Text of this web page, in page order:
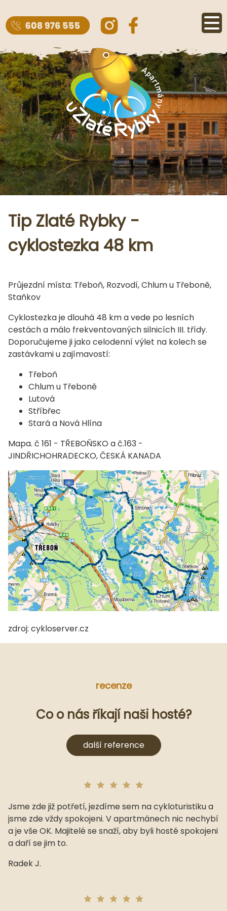
Tip Zlaté Rybky -
cyklostezka 48 km
Průjezdní místa: Třeboň, Rozvodí, Chlum u Třeboně,
Staňkov
Cyklostezka je dlouhá 48 km a vede po lesních
cestách a málo frekventovaných silnicích III. třídy.
Doporučujeme ji jako celodenní výlet na kolech se
zastávkami u zajímavostí:
Třeboň
Chlum u Třeboně
Lutová
Stříbřec
Stará a Nová Hlína
Mapa. č 161 - TŘEBOŇSKO a č.163 -
JINDŘICHOHRADECKO, ČESKÁ KANADA
zdroj: cykloserver.cz
recenze
Co o nás říkají naši hosté?
další reference
Jsme zde již potřetí, jezdíme sem na cykloturistiku a
jsme zde vždy spokojeni. V apartmánech nic nechybí
a je vše OK. Majitelé se snaží, aby byli hosté spokojeni
a daří se jim to.
Radek J.